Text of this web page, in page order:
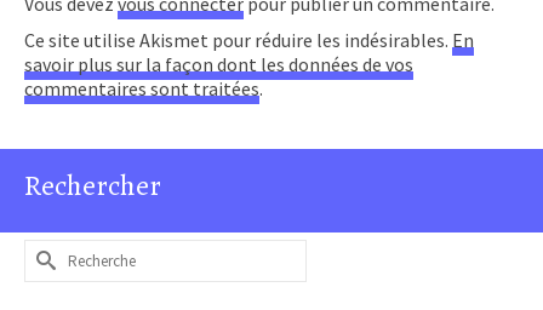
Ce site utilise Akismet pour réduire les indésirables. En
savoir plus sur la façon dont les données de vos
commentaires sont traitées.
Rechercher
Rechercher :